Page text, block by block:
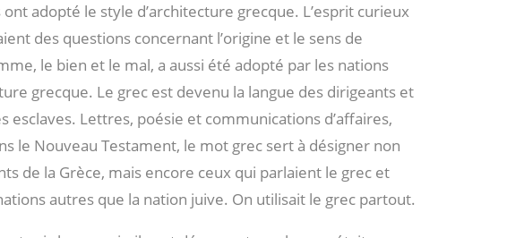
adopté le style d’architecture grecque. L’esprit curieux
des questions concernant l’origine et le sens de
le bien et le mal, a aussi été adopté par les nations
grecque. Le grec est devenu la langue des dirigeants et
esclaves. Lettres, poésie et communications d’affaires,
le Nouveau Testament, le mot grec sert à désigner non
de la Grèce, mais encore ceux qui parlaient le grec et
autres que la nation juive. On utilisait le grec partout.